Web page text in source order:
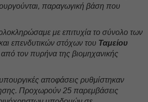
παραγωγική βάση που
με επιτυχία το σύνολο των
επενδυτικών στόχων του Ταμείου
τον πυρήνα της βιομηχανικής
αποφάσεις ρυθμίστηκαν
Προχωρούν 25 παρεμβάσεις